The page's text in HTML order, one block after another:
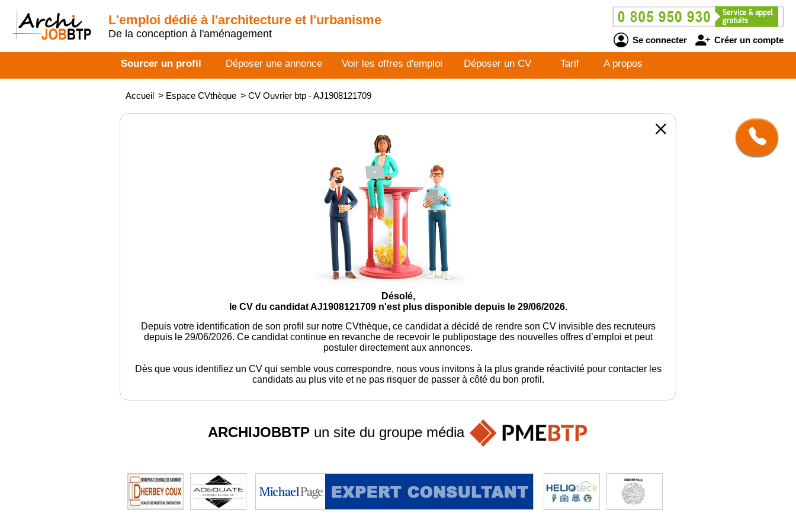
L'emploi dédié à l'architecture et l'urbanisme
De la conception à l'aménagement
Se connecter Créer un compte
Sourcer un profil Déposer une annonce Voir les offres d'emploi Déposer un CV Tarif A propos
Accueil > Espace CVthèque > CV Ouvrier btp - AJ1908121709
Désolé,
le CV du candidat AJ1908121709 n'est plus disponible depuis le 29/06/2026.
Depuis votre identification de son profil sur notre CVthèque, ce candidat a décidé de rendre son CV invisible des recruteurs
depuis le 29/06/2026. Ce candidat continue en revanche de recevoir le publipostage des nouvelles offres d’emploi et peut
postuler directement aux annonces.
Dès que vous identifiez un CV qui semble vous correspondre, nous vous invitons à la plus grande réactivité pour contacter les
candidats au plus vite et ne pas risquer de passer à côté du bon profil.
ARCHIJOBBTPun site du groupe média